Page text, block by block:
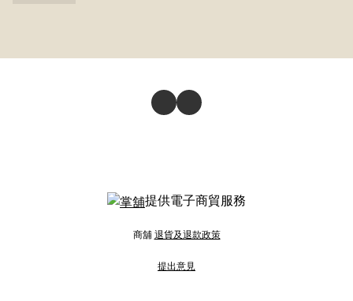
提供電子商貿服務
商舖 退貨及退款政策
提出意見